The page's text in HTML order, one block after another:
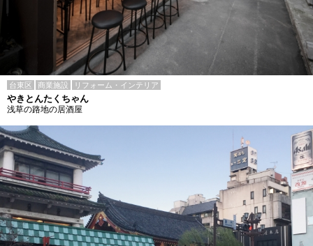
台東区 商業施設 リフォーム・インテリア
やきとんたくちゃん
浅草の路地の居酒屋